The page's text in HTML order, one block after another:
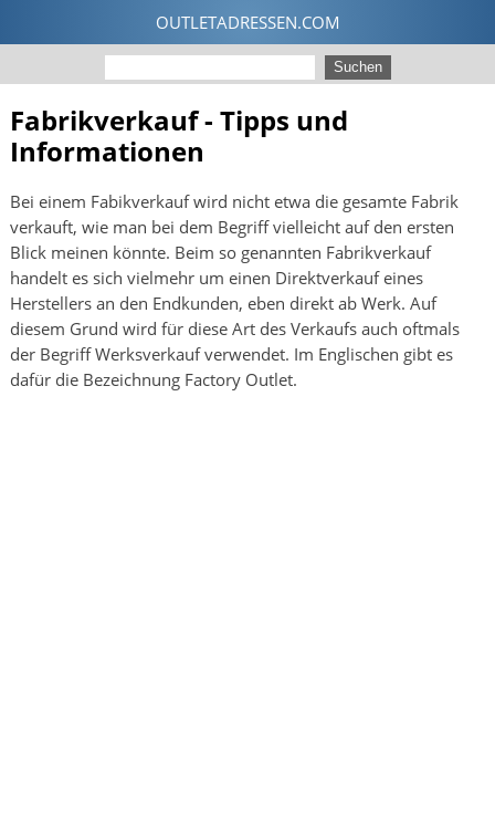
Fabrikverkauf - Tipps und
Informationen
Bei einem Fabikverkauf wird nicht etwa die gesamte Fabrik
verkauft, wie man bei dem Begriff vielleicht auf den ersten
Blick meinen könnte. Beim so genannten Fabrikverkauf
handelt es sich vielmehr um einen Direktverkauf eines
Herstellers an den Endkunden, eben direkt ab Werk. Auf
diesem Grund wird für diese Art des Verkaufs auch oftmals
der Begriff Werksverkauf verwendet. Im Englischen gibt es
dafür die Bezeichnung Factory Outlet.